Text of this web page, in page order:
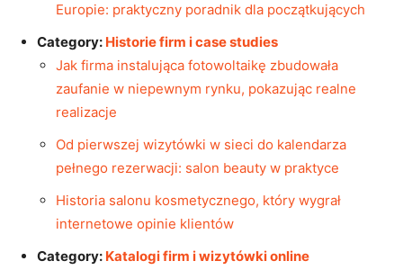
Europie: praktyczny poradnik dla początkujących
Category: Historie firm i case studies
Jak firma instalująca fotowoltaikę zbudowała
zaufanie w niepewnym rynku, pokazując realne
realizacje
Od pierwszej wizytówki w sieci do kalendarza
pełnego rezerwacji: salon beauty w praktyce
Historia salonu kosmetycznego, który wygrał
internetowe opinie klientów
Category: Katalogi firm i wizytówki online